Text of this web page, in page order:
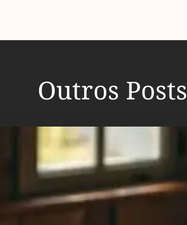
Outros Posts